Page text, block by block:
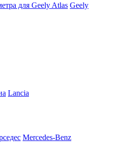
Geely
Lancia
Mercedes-Benz